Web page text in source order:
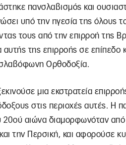
πανσλαβισμός και
υπό την ηγεσία της όλους
τους από την επιρροή της
αυτής της επιρροής σε επίπεδο
σλαβόφωνη Ορθοδοξία.
μια εκστρατεία
στις περιοχές αυτές. Η
αιώνα διαμορφωνόταν από
την Περσική, και αφορούσε